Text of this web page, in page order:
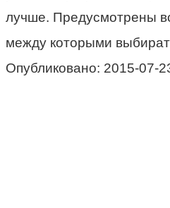
лучше. Предусмотрены
между которыми
Опубликовано: 2015-07-